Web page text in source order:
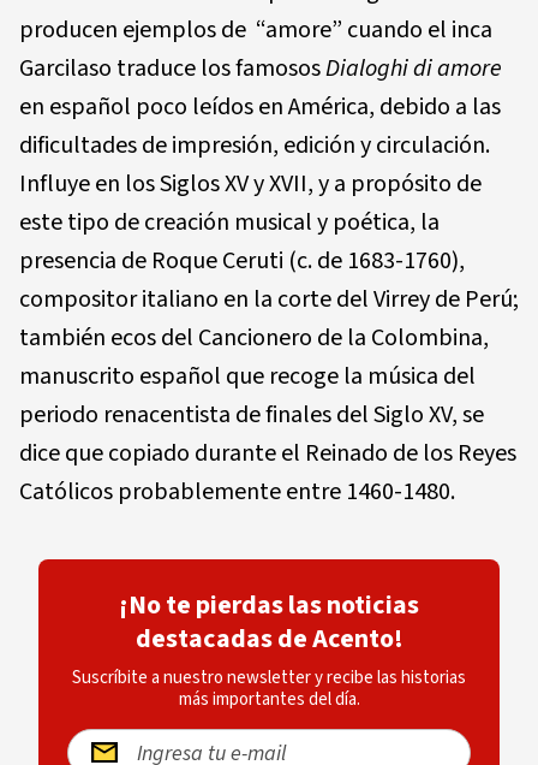
producen ejemplos de “amore” cuando el inca
Garcilaso traduce los famososDialoghi di amore
en español poco leídos en América, debido a las
dificultades de impresión, edición y circulación.
Influye en los Siglos XV y XVII, y a propósito de
este tipo de creación musical y poética, la
presencia de Roque Ceruti (c. de 1683-1760),
compositor italiano en la corte del Virrey de Perú;
también ecos del Cancionero de la Colombina,
manuscrito español que recoge la música del
periodo renacentista de finales del Siglo XV, se
dice que copiado durante el Reinado de los Reyes
Católicos probablemente entre 1460-1480.
¡No te pierdas las noticias
destacadas de Acento!
Suscríbite a nuestro newsletter y recibe las historias
más importantes del día.